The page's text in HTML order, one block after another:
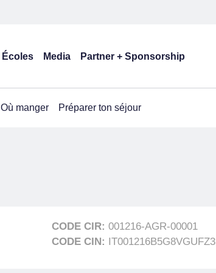
Écoles Media Partner + Sponsorship
Où manger Préparer ton séjour
CODE CIR: 001216-AGR-00001
CODE CIN: IT001216B5G8VGUFZ3